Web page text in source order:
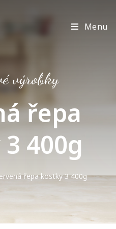
Menu
výrobky
řepa
400g
řepa kostky 3 400g